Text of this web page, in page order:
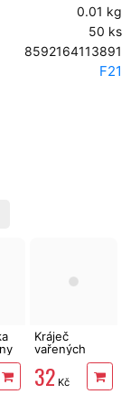
0.01 kg
50 ks
8592164113891
F21
Kráječ
vařených
struna
32 Kč